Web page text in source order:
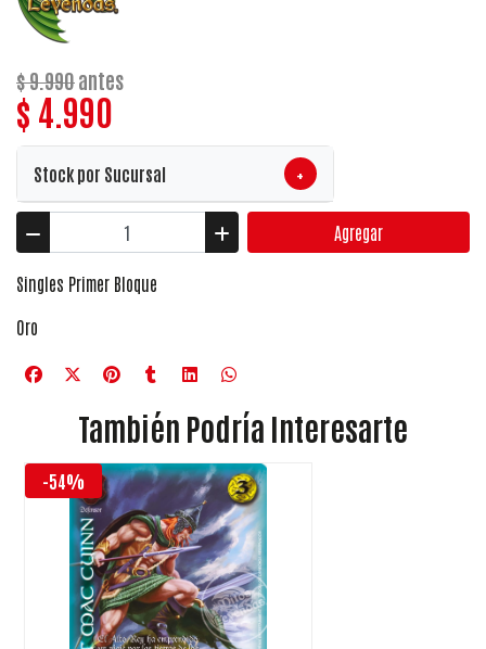
$ 9.990antes
$ 4.990
Stock por Sucursal +
Agregar
Singles Primer Bloque
Oro
También Podría Interesarte
-54%